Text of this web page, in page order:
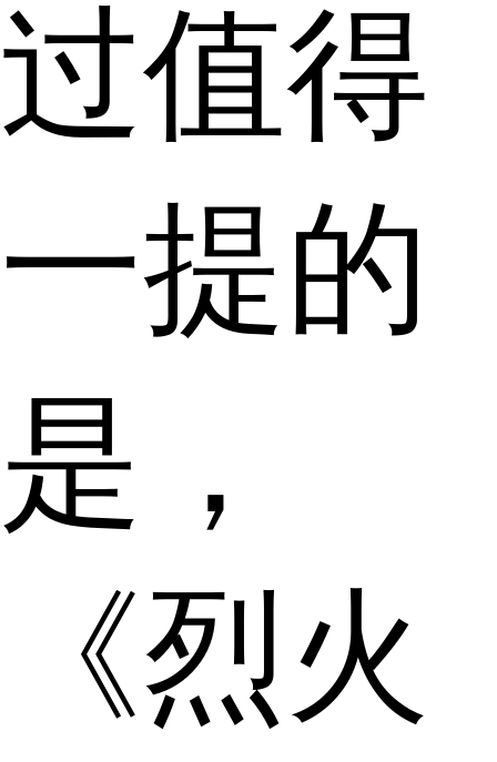
过值得
一提的
是，
《烈火